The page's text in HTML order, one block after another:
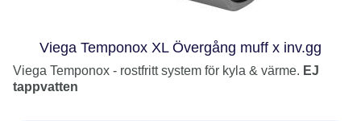
Viega Temponox XL Övergång muff x inv.gg
Viega Temponox - rostfritt system för kyla & värme. EJ
tappvatten